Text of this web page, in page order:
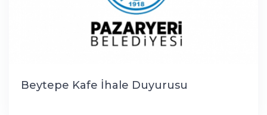
Beytepe Kafe İhale Duyurusu